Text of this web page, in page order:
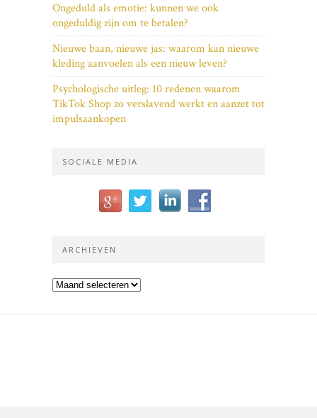
Ongeduld als emotie: kunnen we ook
ongeduldig zijn om te betalen?
Nieuwe baan, nieuwe jas: waarom kan nieuwe
kleding aanvoelen als een nieuw leven?
Psychologische uitleg: 10 redenen waarom
TikTok Shop zo verslavend werkt en aanzet tot
impulsaankopen
SOCIALE MEDIA
ARCHIEVEN
Archieven